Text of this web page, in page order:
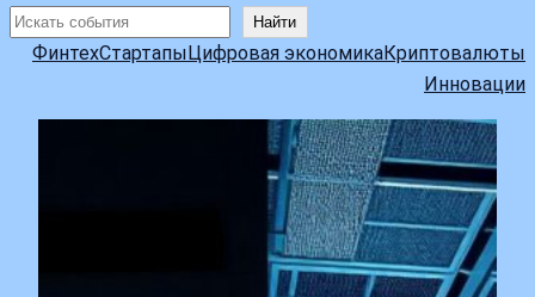
Поиск Найти
ФинтехСтартапыЦифровая экономикаКриптовалюты
Инновации